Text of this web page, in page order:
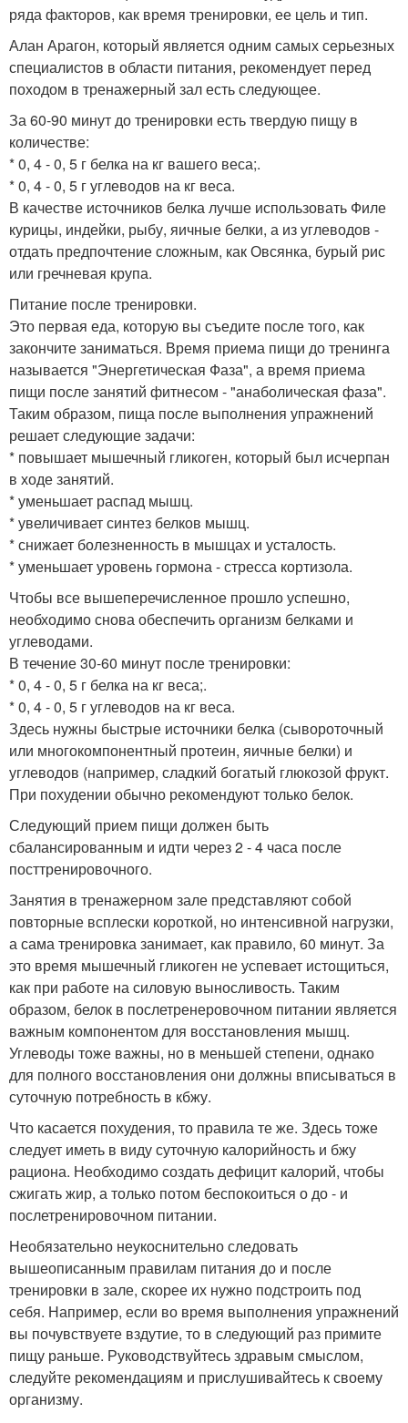
ряда факторов, как время тренировки, ее цель и тип.
Алан Арагон, который является одним самых серьезных
специалистов в области питания, рекомендует перед
походом в тренажерный зал есть следующее.
За 60-90 минут до тренировки есть твердую пищу в
количестве:
* 0, 4 - 0, 5 г белка на кг вашего веса;.
* 0, 4 - 0, 5 г углеводов на кг веса.
В качестве источников белка лучше использовать Филе
курицы, индейки, рыбу, яичные белки, а из углеводов -
отдать предпочтение сложным, как Овсянка, бурый рис
или гречневая крупа.
Питание после тренировки.
Это первая еда, которую вы съедите после того, как
закончите заниматься. Время приема пищи до тренинга
называется "Энергетическая Фаза", а время приема
пищи после занятий фитнесом - "анаболическая фаза".
Таким образом, пища после выполнения упражнений
решает следующие задачи:
* повышает мышечный гликоген, который был исчерпан
в ходе занятий.
* уменьшает распад мышц.
* увеличивает синтез белков мышц.
* снижает болезненность в мышцах и усталость.
* уменьшает уровень гормона - стресса кортизола.
Чтобы все вышеперечисленное прошло успешно,
необходимо снова обеспечить организм белками и
углеводами.
В течение 30-60 минут после тренировки:
* 0, 4 - 0, 5 г белка на кг веса;.
* 0, 4 - 0, 5 г углеводов на кг веса.
Здесь нужны быстрые источники белка (сывороточный
или многокомпонентный протеин, яичные белки) и
углеводов (например, сладкий богатый глюкозой фрукт.
При похудении обычно рекомендуют только белок.
Следующий прием пищи должен быть
сбалансированным и идти через 2 - 4 часа после
посттренировочного.
Занятия в тренажерном зале представляют собой
повторные всплески короткой, но интенсивной нагрузки,
а сама тренировка занимает, как правило, 60 минут. За
это время мышечный гликоген не успевает истощиться,
как при работе на силовую выносливость. Таким
образом, белок в послетренеровочном питании является
важным компонентом для восстановления мышц.
Углеводы тоже важны, но в меньшей степени, однако
для полного восстановления они должны вписываться в
суточную потребность в кбжу.
Что касается похудения, то правила те же. Здесь тоже
следует иметь в виду суточную калорийность и бжу
рациона. Необходимо создать дефицит калорий, чтобы
сжигать жир, а только потом беспокоиться о до - и
послетренировочном питании.
Необязательно неукоснительно следовать
вышеописанным правилам питания до и после
тренировки в зале, скорее их нужно подстроить под
себя. Например, если во время выполнения упражнений
вы почувствуете вздутие, то в следующий раз примите
пищу раньше. Руководствуйтесь здравым смыслом,
следуйте рекомендациям и прислушивайтесь к своему
организму.